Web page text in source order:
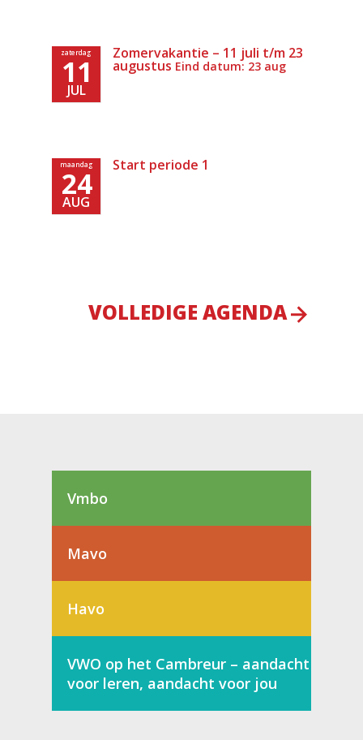
zaterdag
11
JUL
Zomervakantie – 11 juli t/m 23
augustus Eind datum: 23 aug
maandag
24
AUG
Start periode 1
VOLLEDIGE AGENDA
Vmbo
Mavo
Havo
VWO op het Cambreur – aandacht
voor leren, aandacht voor jou